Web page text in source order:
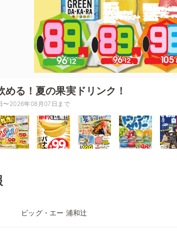
める！夏の果実ドリンク！
〜2026年08月07日まで
ビッグ・エー 浦和辻